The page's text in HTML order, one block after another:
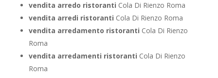
vendita arredo ristoranti Cola Di Rienzo Roma
vendita arredi ristoranti Cola Di Rienzo Roma
vendita arredamento ristoranti Cola Di Rienzo
Roma
vendita arredamenti ristoranti Cola Di Rienzo
Roma